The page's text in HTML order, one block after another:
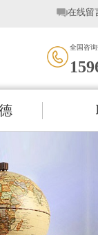
在线留
全国咨